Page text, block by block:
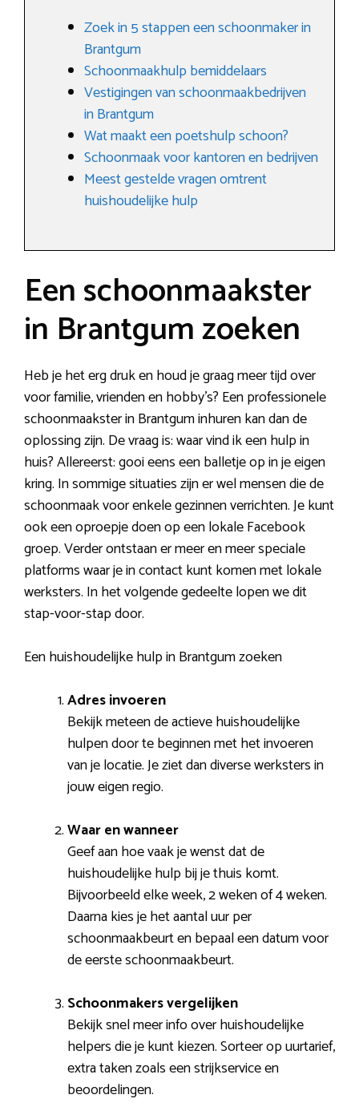
Zoek in 5 stappen een schoonmaker in
Brantgum
Schoonmaakhulp bemiddelaars
Vestigingen van schoonmaakbedrijven
in Brantgum
Wat maakt een poetshulp schoon?
Schoonmaak voor kantoren en bedrijven
Meest gestelde vragen omtrent
huishoudelijke hulp
Een schoonmaakster
in Brantgum zoeken
Heb je het erg druk en houd je graag meer tijd over
voor familie, vrienden en hobby’s? Een professionele
schoonmaakster in Brantgum inhuren kan dan de
oplossing zijn. De vraag is: waar vind ik een hulp in
huis? Allereerst: gooi eens een balletje op in je eigen
kring. In sommige situaties zijn er wel mensen die de
schoonmaak voor enkele gezinnen verrichten. Je kunt
ook een oproepje doen op een lokale Facebook
groep. Verder ontstaan er meer en meer speciale
platforms waar je in contact kunt komen met lokale
werksters. In het volgende gedeelte lopen we dit
stap-voor-stap door.
Een huishoudelijke hulp in Brantgum zoeken
Adres invoeren
Bekijk meteen de actieve huishoudelijke
hulpen door te beginnen met het invoeren
van je locatie. Je ziet dan diverse werksters in
jouw eigen regio.
Waar en wanneer
Geef aan hoe vaak je wenst dat de
huishoudelijke hulp bij je thuis komt.
Bijvoorbeeld elke week, 2 weken of 4 weken.
Daarna kies je het aantal uur per
schoonmaakbeurt en bepaal een datum voor
de eerste schoonmaakbeurt.
Schoonmakers vergelijken
Bekijk snel meer info over huishoudelijke
helpers die je kunt kiezen. Sorteer op uurtarief,
extra taken zoals een strijkservice en
beoordelingen.